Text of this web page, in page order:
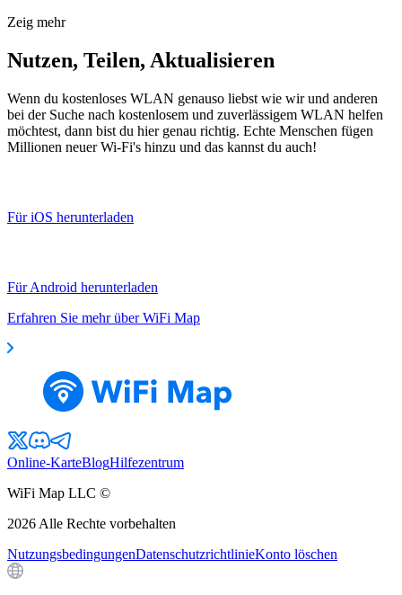
Zeig mehr
Nutzen, Teilen, Aktualisieren
Wenn du kostenloses WLAN genauso liebst wie wir und anderen
bei der Suche nach kostenlosem und zuverlässigem WLAN helfen
möchtest, dann bist du hier genau richtig. Echte Menschen fügen
Millionen neuer Wi-Fi's hinzu und das kannst du auch!
Für iOS herunterladen
Für Android herunterladen
Erfahren Sie mehr über WiFi Map
Online-KarteBlogHilfezentrum
WiFi Map LLC ©
2026 Alle Rechte vorbehalten
NutzungsbedingungenDatenschutzrichtlinieKonto löschen